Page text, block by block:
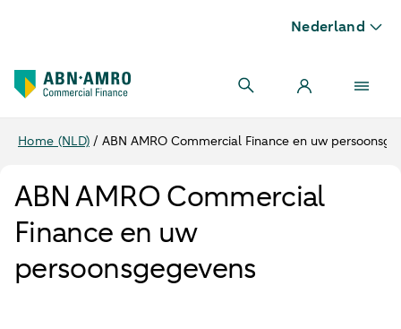
Nederland
Home (NLD) /ABN AMRO Commercial Finance en uw
ABN AMRO Commercial
Finance en uw
persoonsgegevens